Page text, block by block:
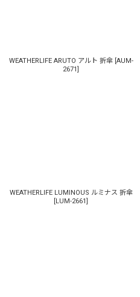
WEATHERLIFE ARUTO アルト 折傘 [AUM-
2671]
WEATHERLIFE LUMINOUS ルミナス 折傘
[LUM-2661]